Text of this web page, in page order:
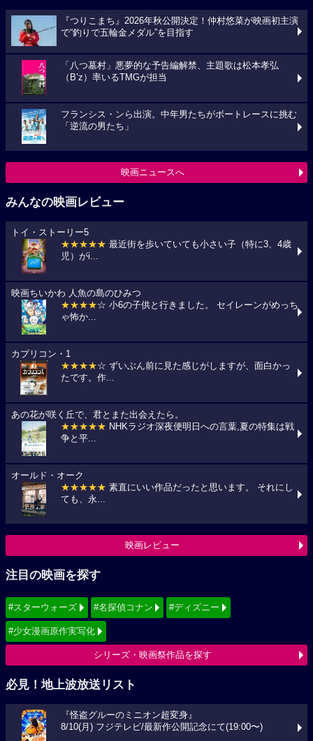
『つりこまち』2026年秋公開決定！仲村悠菜が映画初主演
で“釣りで五輪金メダル”を目指す
「八つ墓村」悪夢的な予告編解禁、主題歌は松本孝弘
（B’z）率いるTMGが担当
フランシス・ンら出演。中年男たちがボートレースに挑む
「逆流の男たち」
映画ニュースへ
みんなの映画レビュー
トイ・ストーリー5
★★★★★ 最近街を歩いていても小さい子（特に3、4歳
児）がi...
映画ちいかわ 人魚の島のひみつ
★★★★☆ 小6の子供と行きました。 セイレーンがめっち
ゃ怖か...
カプリコン・1
★★★★☆ ずいぶん前に見た感じがしますが、面白かっ
たです。作...
あの花が咲く丘で、君とまた出会えたら。
★★★★★ NHKラジオ深夜便明日への言葉,夏の特集は戦
争と平...
オールド・オーク
★★★★★ 素直にいい作品だったと思います。 それにし
ても、永...
映画レビュー
注目の映画を探す
#スターウォーズ #名探偵コナン #ディズニー
#少女漫画原作実写化
シリーズ・映画祭作品を探す
必見！地上波放送リスト
『怪盗グルーのミニオン超変身』
8/10(月) フジテレビ/最新作公開記念にて(19:00〜)